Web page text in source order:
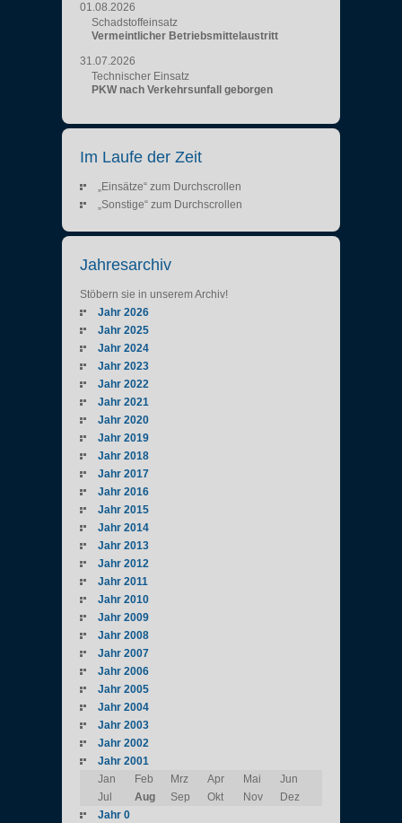
01.08.2026
Schadstoffeinsatz
Vermeintlicher Betriebsmittelaustritt
31.07.2026
Technischer Einsatz
PKW nach Verkehrsunfall geborgen
Im Laufe der Zeit
„Einsätze“ zum Durchscrollen
„Sonstige“ zum Durchscrollen
Jahresarchiv
Stöbern sie in unserem Archiv!
Jahr 2026
Jahr 2025
Jahr 2024
Jahr 2023
Jahr 2022
Jahr 2021
Jahr 2020
Jahr 2019
Jahr 2018
Jahr 2017
Jahr 2016
Jahr 2015
Jahr 2014
Jahr 2013
Jahr 2012
Jahr 2011
Jahr 2010
Jahr 2009
Jahr 2008
Jahr 2007
Jahr 2006
Jahr 2005
Jahr 2004
Jahr 2003
Jahr 2002
Jahr 2001
Jan
Feb Mrz Apr Mai
Jun
Jul
Aug Sep Okt Nov
Dez
Jahr 0